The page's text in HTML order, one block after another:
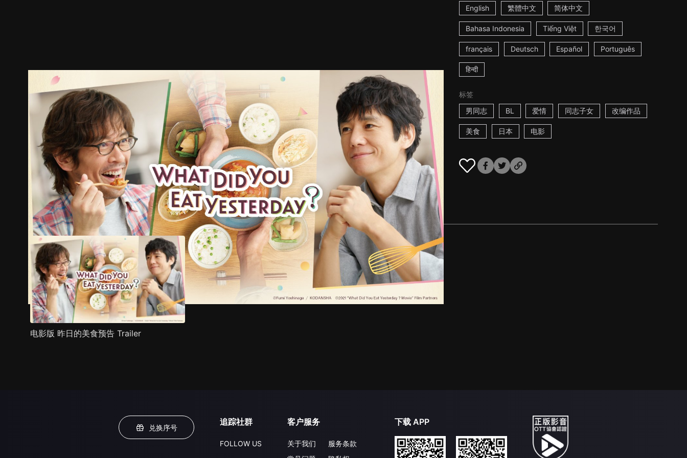
English 繁體中文 简体中文
Bahasa Indonesia Tiếng Việt 한국어
français Deutsch Español Português
हिन्दी
标签
男同志
BL 爱情 同志子女 改编作品
美食 日本 电影
预告 剧照 推荐影片 剧情介绍
电影版 昨日的美食预告 Trailer
兑换序号
追踪社群
FOLLOW US
客户服务
关于我们
服务条款
下载 APP